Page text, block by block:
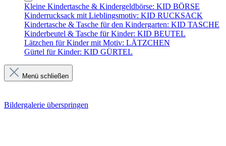
Kleine Kindertasche & Kindergeldbörse: KID BÖRSE
Kinderrucksack mit Lieblingsmotiv: KID RUCKSACK
Kindertasche & Tasche für den Kindergarten: KID TASCHE
Kinderbeutel & Tasche für Kinder: KID BEUTEL
Lätzchen für Kinder mit Motiv: LÄTZCHEN
Gürtel für Kinder: KID GÜRTEL
Menü schließen
Bildergalerie überspringen